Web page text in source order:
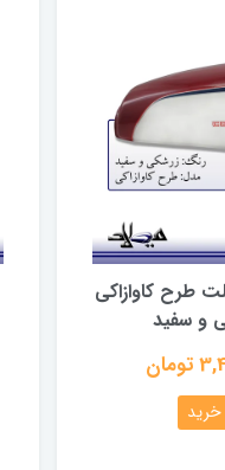
طرح کاوازاکی
و سفید
خرید